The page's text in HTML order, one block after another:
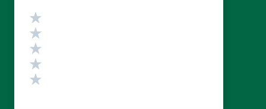
Valutazione